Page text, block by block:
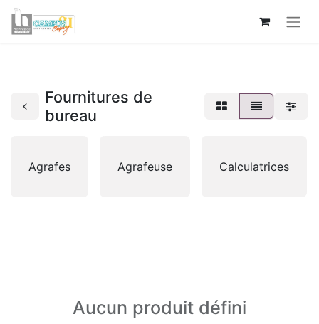
Fournitures de
bureau
Agrafes Agrafeuse Calculatrices
Aucun produit défini